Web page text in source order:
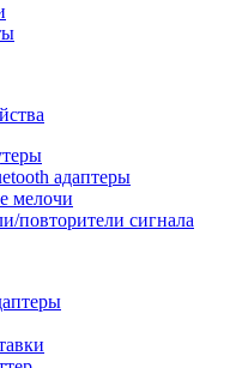
адаптеры
мелочи
повторители сигнала